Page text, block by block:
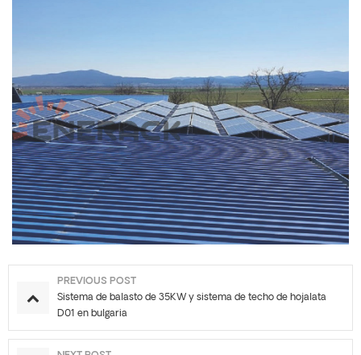
PREVIOUS POST
Sistema de balasto de 35KW y sistema de techo de hojalata
D01 en bulgaria